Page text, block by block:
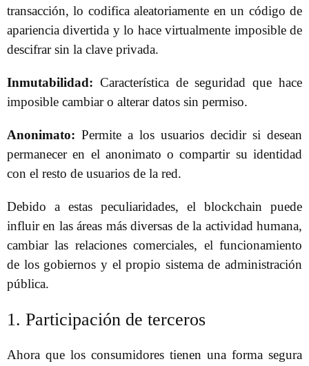
transacción, lo codifica aleatoriamente en un código de
apariencia divertida y lo hace virtualmente imposible de
descifrar sin la clave privada.
Inmutabilidad: Característica de seguridad que hace
imposible cambiar o alterar datos sin permiso.
Anonimato: Permite a los usuarios decidir si desean
permanecer en el anonimato o compartir su identidad
con el resto de usuarios de la red.
Debido a estas peculiaridades, el blockchain puede
influir en las áreas más diversas de la actividad humana,
cambiar las relaciones comerciales, el funcionamiento
de los gobiernos y el propio sistema de administración
pública.
1. Participación de terceros
Ahora que los consumidores tienen una forma segura